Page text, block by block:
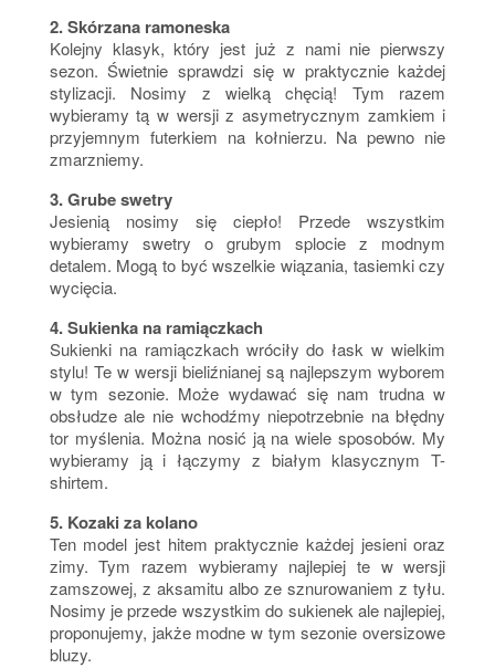
2. Skórzana ramoneska
Kolejny klasyk, który jest już z nami nie pierwszy
sezon. Świetnie sprawdzi się w praktycznie każdej
stylizacji. Nosimy z wielką chęcią! Tym razem
wybieramy tą w wersji z asymetrycznym zamkiem i
przyjemnym futerkiem na kołnierzu. Na pewno nie
zmarzniemy.
3. Grube swetry
Jesienią nosimy się ciepło! Przede wszystkim
wybieramy swetry o grubym splocie z modnym
detalem. Mogą to być wszelkie wiązania, tasiemki czy
wycięcia.
4. Sukienka na ramiączkach
Sukienki na ramiączkach wróciły do łask w wielkim
stylu! Te w wersji bieliźnianej są najlepszym wyborem
w tym sezonie. Może wydawać się nam trudna w
obsłudze ale nie wchodźmy niepotrzebnie na błędny
tor myślenia. Można nosić ją na wiele sposobów. My
wybieramy ją i łączymy z białym klasycznym T-
shirtem.
5. Kozaki za kolano
Ten model jest hitem praktycznie każdej jesieni oraz
zimy. Tym razem wybieramy najlepiej te w wersji
zamszowej, z aksamitu albo ze sznurowaniem z tyłu.
Nosimy je przede wszystkim do sukienek ale najlepiej,
proponujemy, jakże modne w tym sezonie oversizowe
bluzy.